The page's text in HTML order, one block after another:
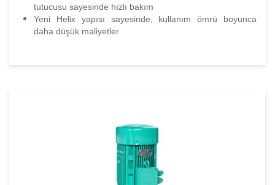
tutucusu sayesinde hızlı bakım
Yeni Helix yapısı sayesinde, kullanım ömrü boyunca
daha düşük maliyetler